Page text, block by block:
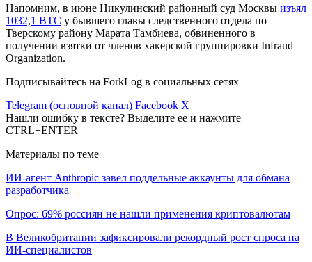
Напомним, в июне Никулинский районный суд Москвы изъял
1032,1 BTC у бывшего главы следственного отдела по
Тверскому району Марата Тамбиева, обвиненного в
получении взятки от членов хакерской группировки Infraud
Organization.
Подписывайтесь на ForkLog в социальных сетях
Telegram (основной канал) Facebook X
Нашли ошибку в тексте? Выделите ее и нажмите
CTRL+ENTER
Материалы по теме
ИИ-агент Anthropic завел поддельные аккаунты для обмана
разработчика
Опрос: 69% россиян не нашли применения криптовалютам
В Великобритании зафиксировали рекордный рост спроса на
ИИ-специалистов